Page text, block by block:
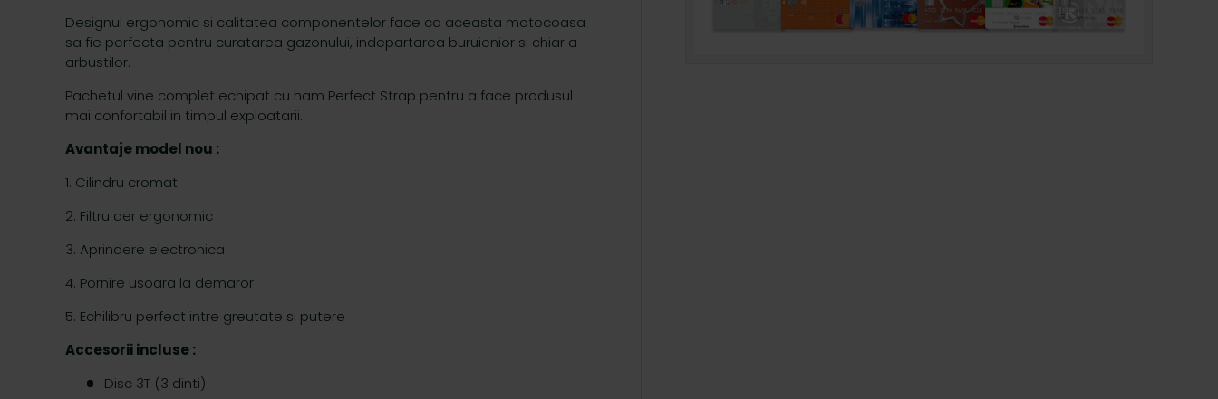
Designul ergonomic si calitatea componentelor face ca aceasta motocoasa
sa fie perfecta pentru curatarea gazonului, indepartarea buruienior si chiar a
arbustilor.
Pachetul vine complet echipat cu ham Perfect Strap pentru a face produsul
mai confortabil in timpul exploatarii.
Avantaje model nou :
1. Cilindru cromat
2. Filtru aer ergonomic
3. Aprindere electronica
4. Pornire usoara la demaror
5. Echilibru perfect intre greutate si putere
Accesorii incluse :
Disc 3T (3 dinti)